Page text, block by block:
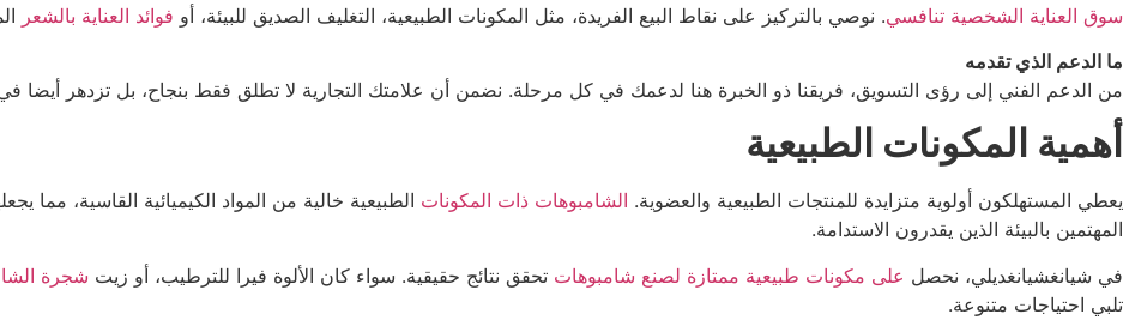
سوق العناية الشخصية تنافسي. نوصي بالتركيز على نقاط البيع الفريدة، مثل المكونات الطبيعية، التغليف الصديق للبيئة، أو فوائد العناية بالشعر
ما الدعم الذي تقدمه
من الدعم الفني إلى رؤى التسويق، فريقنا ذو الخبرة هنا لدعمك في كل مرحلة. نضمن أن علامتك التجارية لا تطلق فقط بنجاح، بل تزدهر أيضا
أهمية المكونات الطبيعية
يعطي المستهلكون أولوية متزايدة للمنتجات الطبيعية والعضوية. الشامبوهات ذات المكونات الطبيعية خالية من المواد الكيميائية القاسية،
المهتمين بالبيئة الذين يقدرون الاستدامة.
في شيانغشيانغديلي، نحصل على مكونات طبيعية ممتازة لصنع شامبوهات تحقق نتائج حقيقية. سواء كان الألوة فيرا للترطيب، أو زيت شجرة
تلبي احتياجات متنوعة.